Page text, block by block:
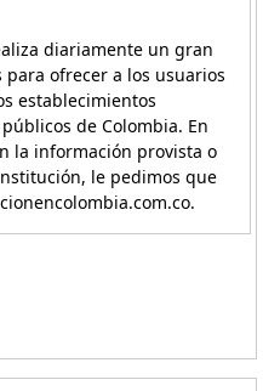
diariamente un gran
ofrecer a los usuarios
establecimientos
de Colombia. En
la información provista o
le pedimos que